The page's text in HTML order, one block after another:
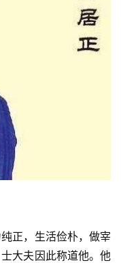
正，生活俭朴，做宰
大夫因此称道他。他